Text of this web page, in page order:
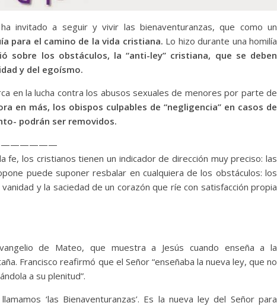
invitado a seguir y vivir las bienaventuranzas, que como un
para el camino de la vida cristiana. Lo hizo durante una homilía
sobre los obstáculos, la “anti-ley” cristiana, que se deben
y del egoísmo.
en la lucha contra los abusos sexuales de menores por parte de
en más, los obispos culpables de “negligencia” en casos de
podrán ser removidos.
fe, los cristianos tienen un indicador de dirección muy preciso: las
puede suponer resbalar en cualquiera de los obstáculos: los
y la saciedad de un corazón que ríe con satisfacción propia
de Mateo, que muestra a Jesús cuando enseña a la
Francisco reafirmó que el Señor “enseñaba la nueva ley, que no
a su plenitud”.
‘las Bienaventuranzas’. Es la nueva ley del Señor para